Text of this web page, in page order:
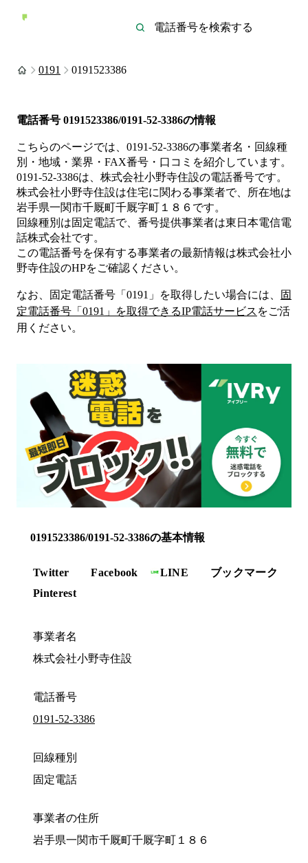
0191 0191523386
電話番号 0191523386/0191-52-3386の情報
こちらのページでは、 0191-52-3386の事業者名・回線種
別・地域・業界・FAX番号・口コミを紹介しています。
0191-52-3386は、 株式会社小野寺住設の電話番号です。
株式会社小野寺住設は住宅に関わる事業者で、所在地は
岩手県一関市千厩町千厩字町１８６ です。
回線種別は固定電話で、番号提供事業者は東日本電信電
話株式会社です。
この電話番号を保有する事業者の最新情報は株式会社小
野寺住設のHPをご確認ください。
なお、固定電話番号「 0191 」を取得したい場合には、
固
定電話番号「 0191 」を取得できるIP電話サービス をご活
用ください。
0191523386/0191-52-3386の基本情報
Twitter Facebook LINE
ブックマーク
Pinterest
事業者名
株式会社小野寺住設
電話番号
0191-52-3386
回線種別
固定電話
事業者の住所
岩手県一関市千厩町千厩字町１８６